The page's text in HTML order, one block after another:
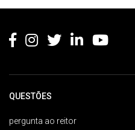
QUESTÕES
pergunta ao reitor